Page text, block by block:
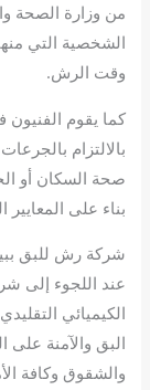
من وزارة الصحة
الشخصية التي
وقت الرش.
كما يقوم
بالالتزام
صحة السكان أو
بناء على المعايير
شركة رش للبق
عند اللجوء إلى
الكيميائي
البق والآمنة على
والشقوق وكافة